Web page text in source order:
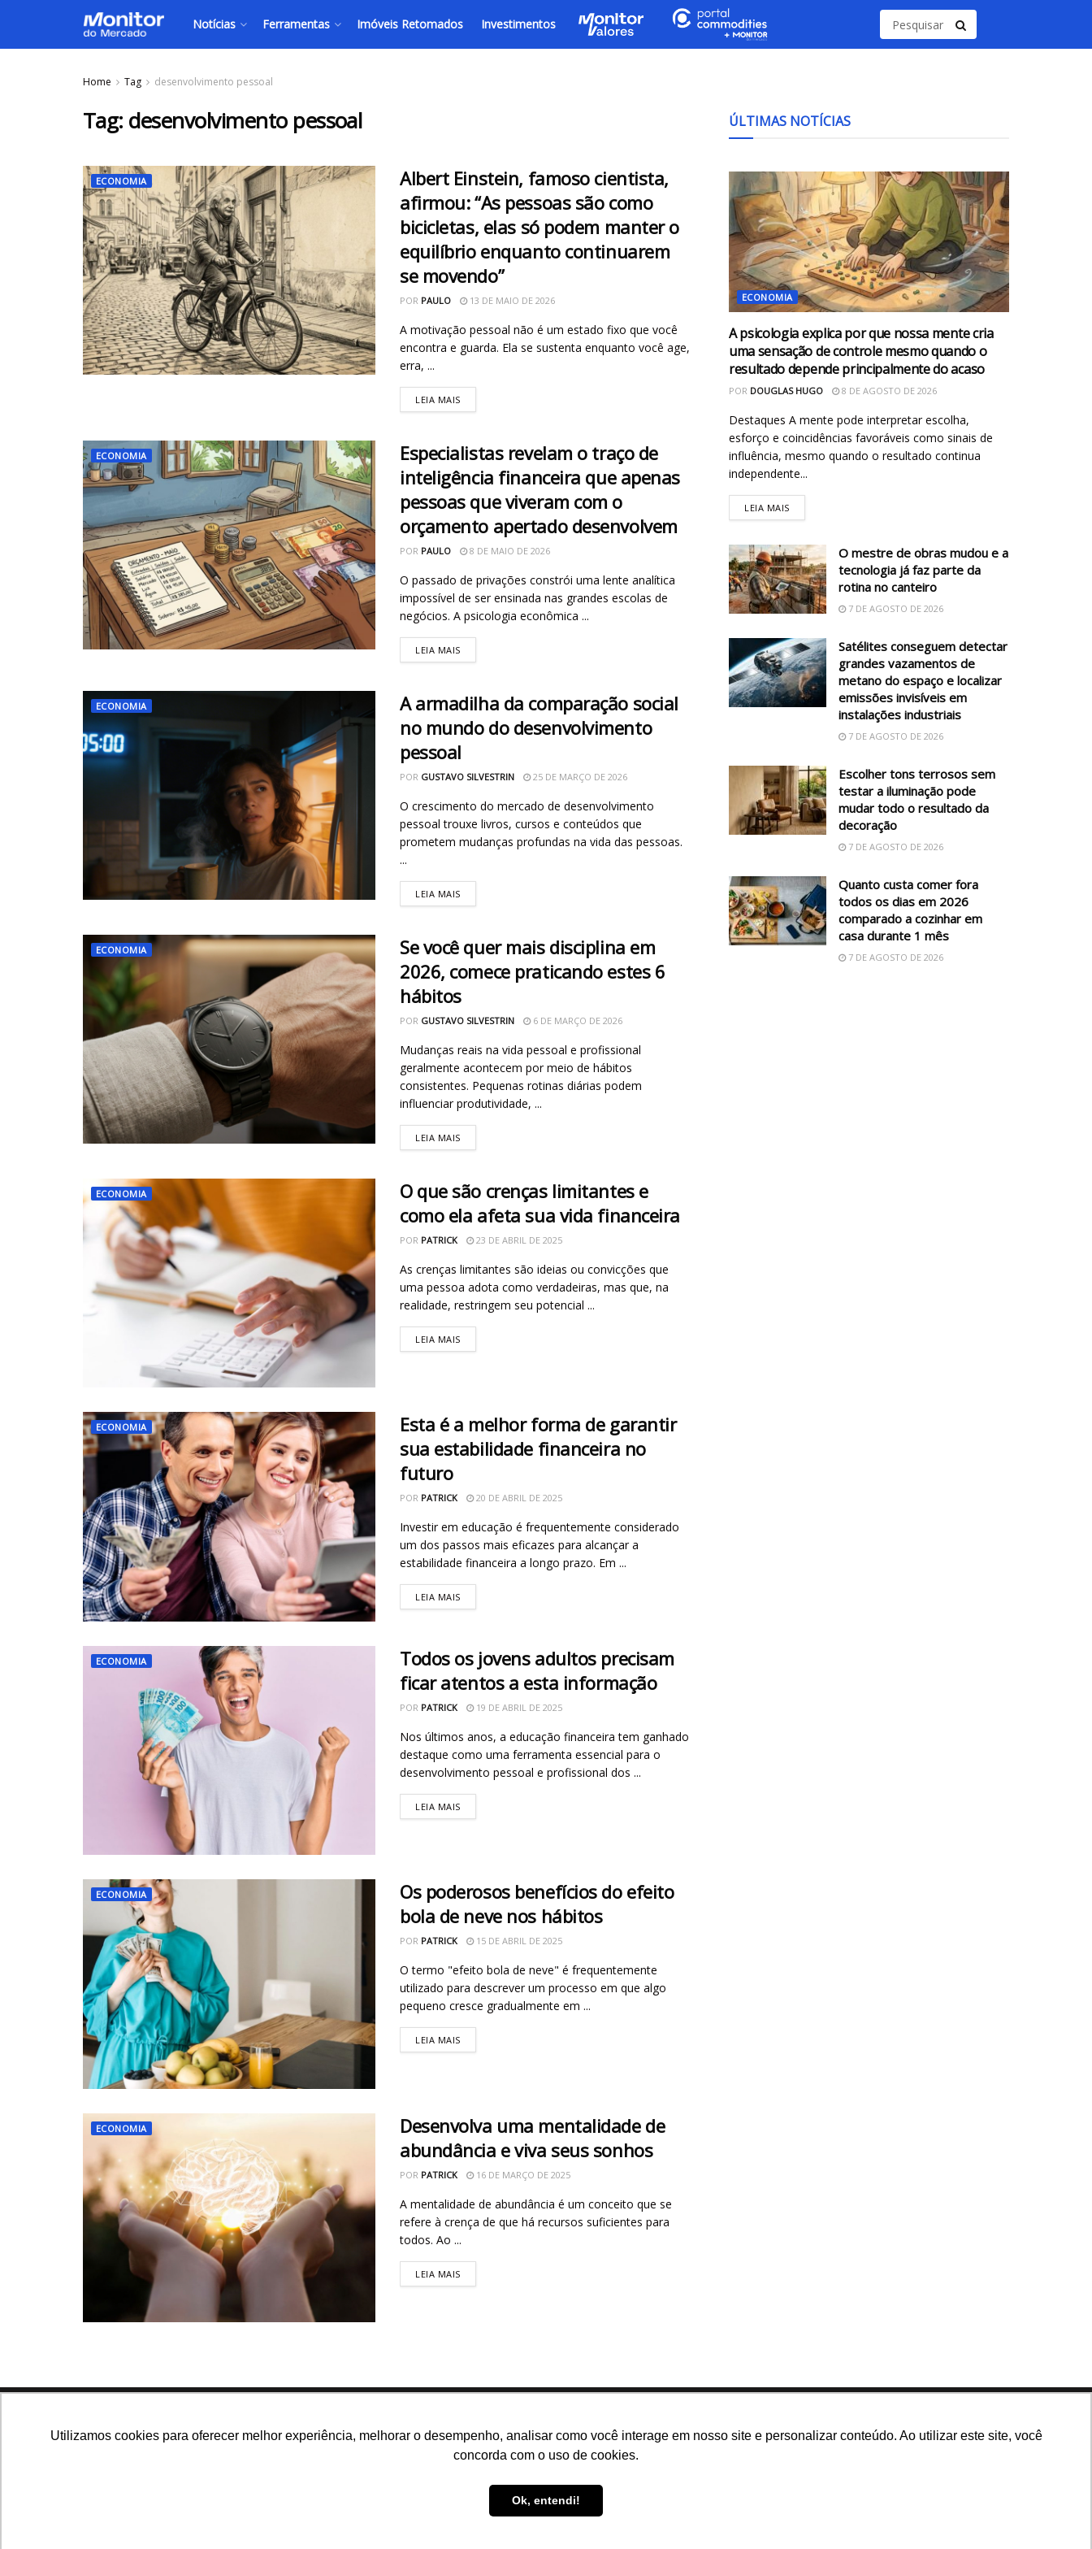
Utilizamos cookies para oferecer melhor experiência, melhorar o desempenho, analisar como você interage em nosso site e personalizar conteúdo. Ao utilizar este site, você
concorda com o uso de cookies.
Ok, entendi!
Notícias Ferramentas Imóveis Retomados Investimentos
Home Tag desenvolvimento pessoal
Tag: desenvolvimento pessoal
ECONOMIA
Albert Einstein, famoso cientista,
afirmou: “As pessoas são como
bicicletas, elas só podem manter o
equilíbrio enquanto continuarem
se movendo”
POR PAULO 13 DE MAIO DE 2026
A motivação pessoal não é um estado fixo que você
encontra e guarda. Ela se sustenta enquanto você age,
erra, ...
LEIA MAIS
ECONOMIA
Especialistas revelam o traço de
inteligência financeira que apenas
pessoas que viveram com o
orçamento apertado desenvolvem
POR PAULO 8 DE MAIO DE 2026
O passado de privações constrói uma lente analítica
impossível de ser ensinada nas grandes escolas de
negócios. A psicologia econômica ...
LEIA MAIS
ECONOMIA
A armadilha da comparação social
no mundo do desenvolvimento
pessoal
POR GUSTAVO SILVESTRIN 25 DE MARÇO DE 2026
O crescimento do mercado de desenvolvimento
pessoal trouxe livros, cursos e conteúdos que
prometem mudanças profundas na vida das pessoas.
...
LEIA MAIS
ECONOMIA
Se você quer mais disciplina em
2026, comece praticando estes 6
hábitos
POR GUSTAVO SILVESTRIN 6 DE MARÇO DE 2026
Mudanças reais na vida pessoal e profissional
geralmente acontecem por meio de hábitos
consistentes. Pequenas rotinas diárias podem
influenciar produtividade, ...
LEIA MAIS
ECONOMIA
O que são crenças limitantes e
como ela afeta sua vida financeira
POR PATRICK 23 DE ABRIL DE 2025
As crenças limitantes são ideias ou convicções que
uma pessoa adota como verdadeiras, mas que, na
realidade, restringem seu potencial ...
LEIA MAIS
ECONOMIA
Esta é a melhor forma de garantir
sua estabilidade financeira no
futuro
POR PATRICK 20 DE ABRIL DE 2025
Investir em educação é frequentemente considerado
um dos passos mais eficazes para alcançar a
estabilidade financeira a longo prazo. Em ...
LEIA MAIS
ECONOMIA
Todos os jovens adultos precisam
ficar atentos a esta informação
POR PATRICK 19 DE ABRIL DE 2025
Nos últimos anos, a educação financeira tem ganhado
destaque como uma ferramenta essencial para o
desenvolvimento pessoal e profissional dos ...
LEIA MAIS
ECONOMIA
Os poderosos benefícios do efeito
bola de neve nos hábitos
POR PATRICK 15 DE ABRIL DE 2025
O termo "efeito bola de neve" é frequentemente
utilizado para descrever um processo em que algo
pequeno cresce gradualmente em ...
LEIA MAIS
ECONOMIA
Desenvolva uma mentalidade de
abundância e viva seus sonhos
POR PATRICK 16 DE MARÇO DE 2025
A mentalidade de abundância é um conceito que se
refere à crença de que há recursos suficientes para
todos. Ao ...
LEIA MAIS
ÚLTIMAS NOTÍCIAS
ECONOMIA
A psicologia explica por que nossa mente cria
uma sensação de controle mesmo quando o
resultado depende principalmente do acaso
POR DOUGLAS HUGO 8 DE AGOSTO DE 2026
Destaques A mente pode interpretar escolha,
esforço e coincidências favoráveis como sinais de
influência, mesmo quando o resultado continua
independente...
LEIA MAIS
O mestre de obras mudou e a
tecnologia já faz parte da
rotina no canteiro
7 DE AGOSTO DE 2026
Satélites conseguem detectar
grandes vazamentos de
metano do espaço e localizar
emissões invisíveis em
instalações industriais
7 DE AGOSTO DE 2026
Escolher tons terrosos sem
testar a iluminação pode
mudar todo o resultado da
decoração
7 DE AGOSTO DE 2026
Quanto custa comer fora
todos os dias em 2026
comparado a cozinhar em
casa durante 1 mês
7 DE AGOSTO DE 2026
Navegue no site Siga nossas redes